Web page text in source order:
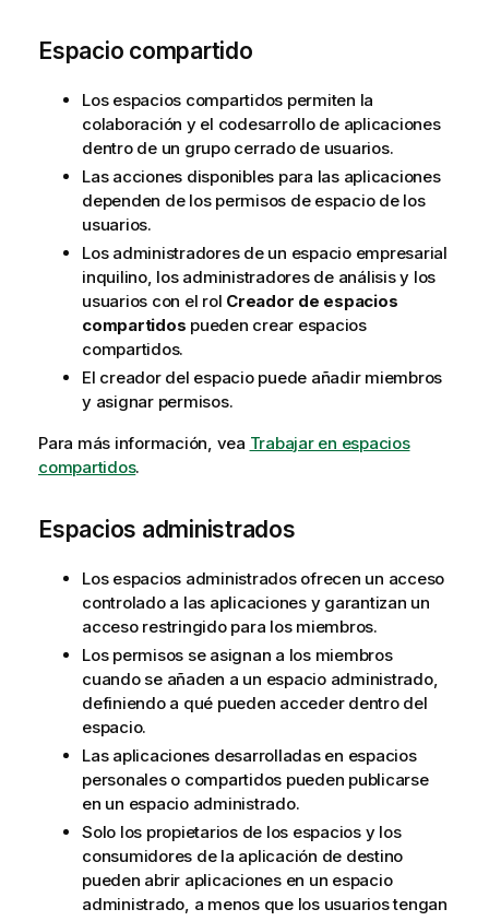
Espacio compartido
Los espacios compartidos permiten la
colaboración y el codesarrollo de aplicaciones
dentro de un grupo cerrado de usuarios.
Las acciones disponibles para las aplicaciones
dependen de los permisos de espacio de los
usuarios.
Los administradores de un espacio empresarial
inquilino, los administradores de análisis y los
usuarios con el rol Creador de espacios
compartidos pueden crear espacios
compartidos.
El creador del espacio puede añadir miembros
y asignar permisos.
Para más información, vea Trabajar en espacios
compartidos.
Espacios administrados
Los espacios administrados ofrecen un acceso
controlado a las aplicaciones y garantizan un
acceso restringido para los miembros.
Los permisos se asignan a los miembros
cuando se añaden a un espacio administrado,
definiendo a qué pueden acceder dentro del
espacio.
Las aplicaciones desarrolladas en espacios
personales o compartidos pueden publicarse
en un espacio administrado.
Solo los propietarios de los espacios y los
consumidores de la aplicación de destino
pueden abrir aplicaciones en un espacio
administrado, a menos que los usuarios tengan